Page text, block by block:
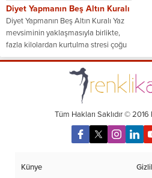
Diyet Yapmanın Beş Altın Kuralı
Diyet Yapmanın Beş Altın Kuralı Yaz
mevsiminin yaklaşmasıyla birlikte,
fazla kilolardan kurtulma stresi çoğu
insanı...
Tüm Hakları Saklıdır ©
Künye